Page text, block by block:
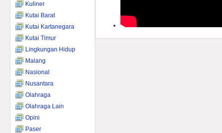
Kuliner
Kutai Barat
Kutai Kartanegara
Kutai Timur
Lingkungan Hidup
Malang
Nasional
Nusantara
Olahraga
Olahraga Lain
Opini
Paser